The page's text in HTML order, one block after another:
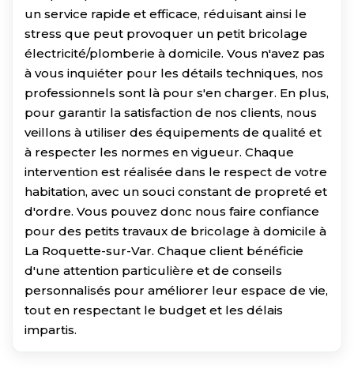
un service rapide et efficace, réduisant ainsi le
stress que peut provoquer un petit bricolage
électricité/plomberie à domicile. Vous n'avez pas
à vous inquiéter pour les détails techniques, nos
professionnels sont là pour s'en charger. En plus,
pour garantir la satisfaction de nos clients, nous
veillons à utiliser des équipements de qualité et
à respecter les normes en vigueur. Chaque
intervention est réalisée dans le respect de votre
habitation, avec un souci constant de propreté et
d'ordre. Vous pouvez donc nous faire confiance
pour des petits travaux de bricolage à domicile à
La Roquette-sur-Var. Chaque client bénéficie
d'une attention particulière et de conseils
personnalisés pour améliorer leur espace de vie,
tout en respectant le budget et les délais
impartis.